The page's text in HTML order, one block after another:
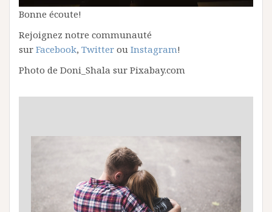
Bonne écoute!
Rejoignez notre communauté
sur Facebook, Twitter ou Instagram!
Photo de Doni_Shala sur Pixabay.com